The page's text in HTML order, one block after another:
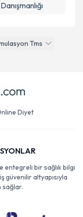
Tms
Diyet
entegreli bir sağlık bilgi
güvenilir altyapısıyla
sağlar.